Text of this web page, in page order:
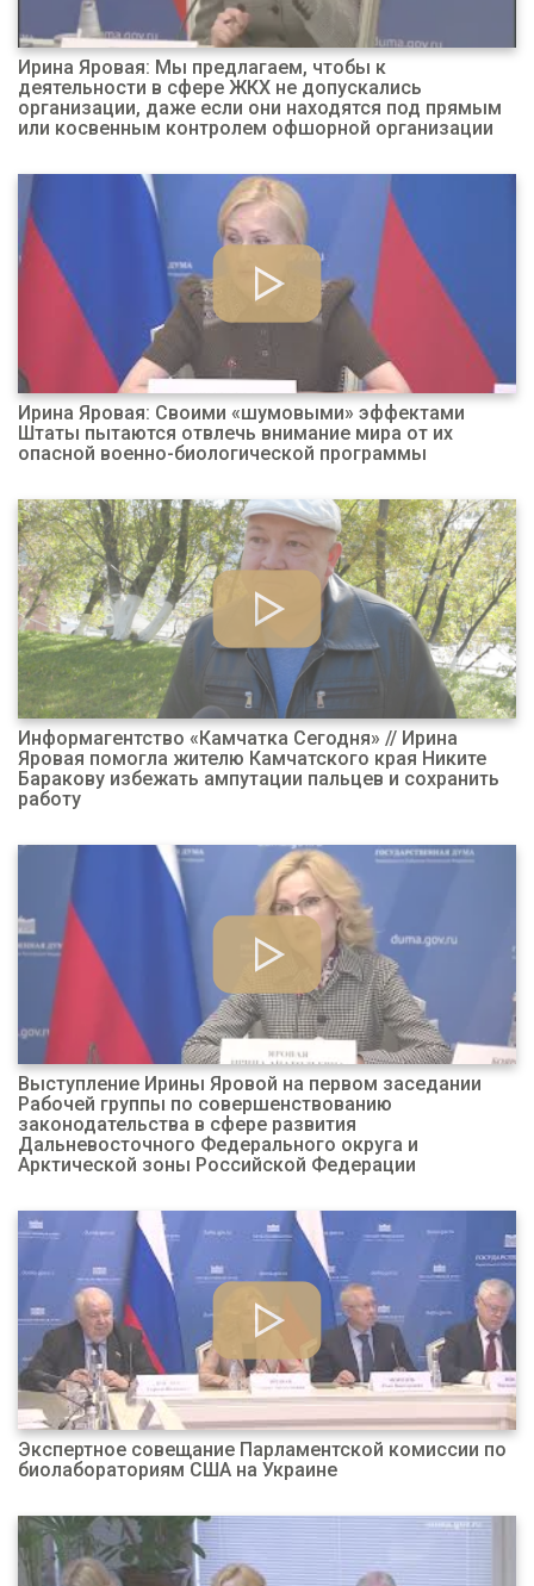
Ирина Яровая: Мы предлагаем, чтобы к
деятельности в сфере ЖКХ не допускались
организации, даже если они находятся под прямым
или косвенным контролем офшорной организации
Ирина Яровая: Своими «шумовыми» эффектами
Штаты пытаются отвлечь внимание мира от их
опасной военно-биологической программы
Информагентство «Камчатка Сегодня» // Ирина
Яровая помогла жителю Камчатского края Никите
Баракову избежать ампутации пальцев и сохранить
работу
Выступление Ирины Яровой на первом заседании
Рабочей группы по совершенствованию
законодательства в сфере развития
Дальневосточного Федерального округа и
Арктической зоны Российской Федерации
Экспертное совещание Парламентской комиссии по
биолабораториям США на Украине